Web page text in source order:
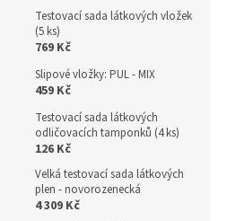
Testovací sada látkových vložek
(5 ks)
769 Kč
Slipové vložky: PUL - MIX
459 Kč
Testovací sada látkových
odličovacích tamponků (4 ks)
126 Kč
Velká testovací sada látkových
plen - novorozenecká
4 309 Kč